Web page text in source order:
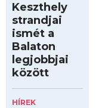
Keszthely
strandjai
ismét a
Balaton
legjobbjai
között
HÍREK